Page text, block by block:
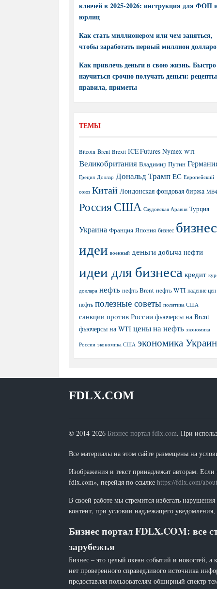
ключей в 2025-2026: инструкция для ФОП
юрлиц
Как стать миллионером или чем заняться,
чтобы заработать первый миллион
Как привлечь деньги в свою жизнь. Быстро
научиться срочно получать деньги:
правила, приметы
ТЕМЫ
Bitcoin Brent Brexit ICE Futures Nymex WTI
Великобритания Владимир Путин
Греция Доллар Дональд Трамп ЕС Европейский
союз Китай Лондонская фондовая биржа
РоссияСША Саудовская Аравия Турция
Украина Франция Япония бизнес бизнес
идеи военный деньги добыча нефти
идеи для бизнеса кредит
доллара нефть нефть Brent нефть WTI падение
нефть полезные советы политика США
санкции против России фьючерсы на Brent
фьючерсы на WTI цены на нефть экономика
России экономика США экономика
FDLX.COM
© 2014-2026 Бизнес-портал fdlx.com. При
Все материалы на этом сайте размещены на
Изображения и текст принадлежат авторам.
fdlx.com», перейдя по ссылке https://fdlx.com/
В своей работе мы стремится избегать
контент, при условии надлежащего
Бизнес портал FDLX.COM: все
зарубежья
Бизнес – это целый океан событий и новостей,
нет проверенного справедливого источника
предоставляя пользователям обширный спектр